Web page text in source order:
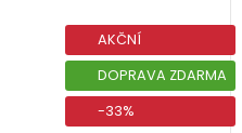
AKČNÍ
DOPRAVA ZDARMA
-33%